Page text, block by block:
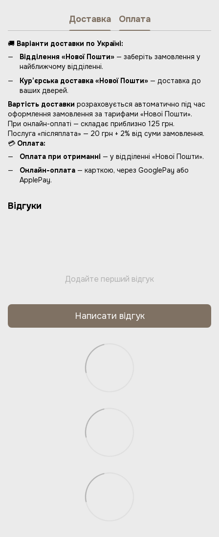
Доставка Оплата
🚚 Варіанти доставки по Україні:
Відділення «Нової Пошти» — заберіть замовлення у
найближчому відділенні.
Кур’єрська доставка «Нової Пошти» — доставка до
ваших дверей.
Вартість доставки розраховується автоматично під час
оформлення замовлення за тарифами «Нової Пошти».
При онлайн-оплаті — складає приблизно 125 грн.
Послуга «післяплата» — 20 грн + 2% від суми замовлення.
💳 Оплата:
Оплата при отриманні — у відділенні «Нової Пошти».
Онлайн-оплата — карткою, через GooglePay або
ApplePay.
Відгуки
Додайте перший відгук
Написати відгук